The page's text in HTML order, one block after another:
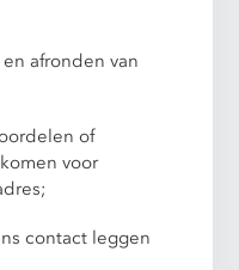
afronden van
of
voor
contact leggen